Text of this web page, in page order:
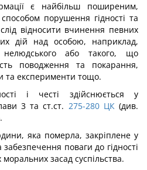
є найбільш поширеним,
порушення гідності та
відносити вчинення певних
дій над особою, наприклад,
нелюдського або такого, що
поводження та покарання,
та експерименти тощо.
і честі здійснюється у
3 та ст.ст. 275-280 ЦК(див.
яка померла, закріплене у
поваги до гідності
засад суспільства.